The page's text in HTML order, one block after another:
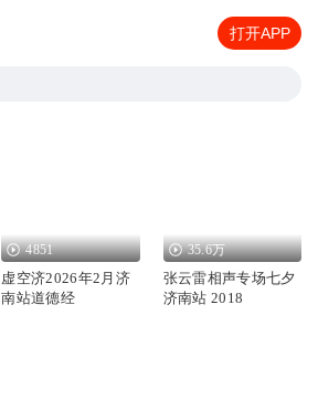
打开APP
4851
虚空济2026年2月济
南站道德经
35.6万
张云雷相声专场七夕
济南站 2018